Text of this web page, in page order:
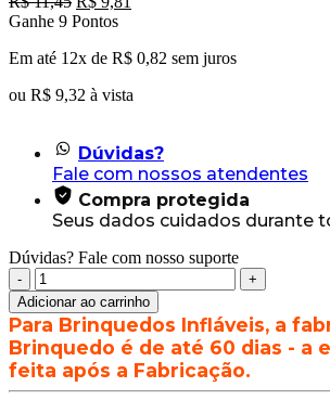
preço
era:
é:
Ganhe 9 Pontos
Em até 12x de R$ 0,82 sem juros
ou R$ 9,32 à vista
Dúvidas?
Fale com nossos atendentes
Compra protegida
Seus dados cuidados durante
Dúvidas? Fale com nosso suporte
Capa
para
Tubetes
Coloridas
quantidade
Adicionar ao carrinho
Para Brinquedos Infláveis, a
Brinquedo é de até 60 dias - a
feita após a Fabricação.